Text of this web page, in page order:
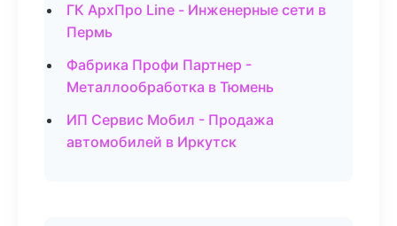
ГК АрхПро Line - Инженерные сети в
Пермь
Фабрика Профи Партнер -
Металлообработка в Тюмень
ИП Сервис Мобил - Продажа
автомобилей в Иркутск